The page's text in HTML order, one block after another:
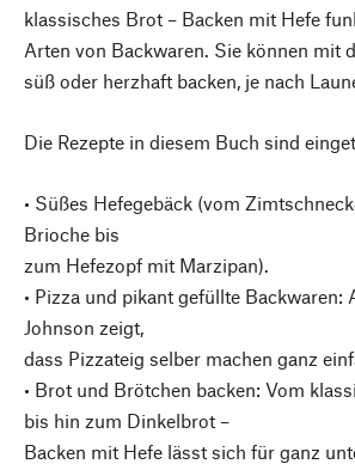
klassisches Brot – Backen mit Hefe
Arten von Backwaren. Sie können mit
süß oder herzhaft backen, je nach
Die Rezepte in diesem Buch sind
• Süßes Hefegebäck (vom
Brioche bis
zum Hefezopf mit Marzipan).
• Pizza und pikant gefüllte Backwaren:
Johnson zeigt,
dass Pizzateig selber machen ganz
• Brot und Brötchen backen: Vom
bis hin zum Dinkelbrot –
Backen mit Hefe lässt sich für ganz